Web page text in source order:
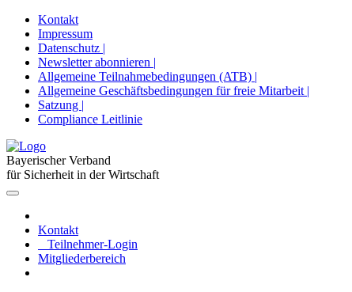
Kontakt
Impressum
Datenschutz |
Newsletter abonnieren |
Allgemeine Teilnahmebedingungen (ATB) |
Allgemeine Geschäftsbedingungen für freie Mitarbeit |
Satzung |
Compliance Leitlinie
Bayerischer Verband
für Sicherheit in der Wirtschaft
Kontakt
Teilnehmer-Login
Mitgliederbereich